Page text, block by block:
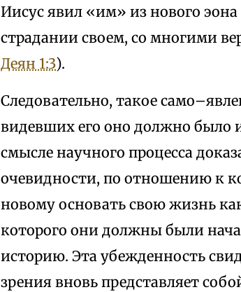
Иисус явил «им» из нового эона
страдании своем, со многими
Деян 1:3).
Следовательно, такое
видевших его оно должно было
смысле научного процесса
очевидности, по отношению к
новому основать свою жизнь
которого они должны были
историю. Эта убежденность
зрения вновь представляет